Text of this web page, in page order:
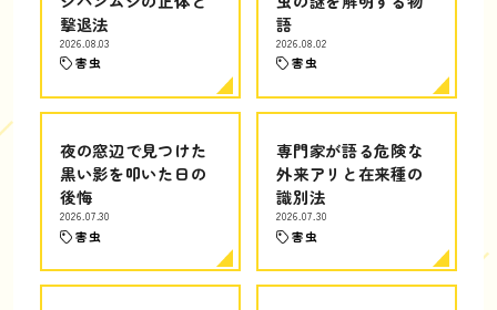
撃退法
2026.08.03
害虫
語
2026.08.02
害虫
夜の窓辺で見つけた
黒い影を叩いた日の
後悔
2026.07.30
害虫
専門家が語る危険な
外来アリと在来種の
識別法
2026.07.30
害虫